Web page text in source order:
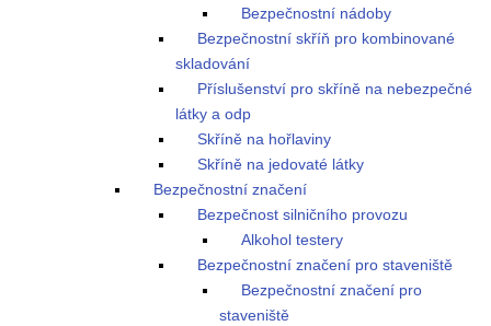
Bezpečnostní nádoby
Bezpečnostní skříň pro kombinované
skladování
Příslušenství pro skříně na nebezpečné
látky a odp
Skříně na hořlaviny
Skříně na jedovaté látky
Bezpečnostní značení
Bezpečnost silničního provozu
Alkohol testery
Bezpečnostní značení pro staveniště
Bezpečnostní značení pro
staveniště